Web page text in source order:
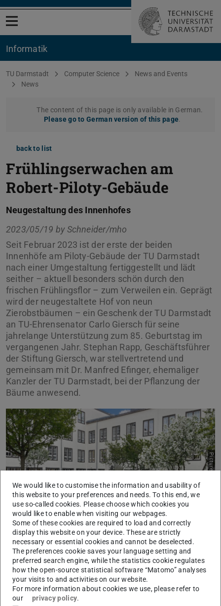
Open menu
Informatik
You are here:
TU Darmstadt Computer Science
News and Events
News
The content of this page is only available in German.
Please go to German version of this page.
back to list
Frühlingserwachen am
Robert-Piloty-Gebäude
Neugestaltung des Innenhofes
2023/05/19 bySchneider/mho
Seit Februar 2023 ist der erste der beiden
Innenhöfe am Piloty-Gebäude der TU Darmstadt
nach einer Umgestaltung fertiggestellt und lädt
seither – aktuell besonders schön durch den
frischen Frühlingsflor – zum Verweilen ein. Geprägt
wird der neugestaltete Hof von neun
Zierobstbäumen – ein Geschenk der TU Darmstadt
an TU-Ehrensenator Carlo Giersch für seine
jahrelange Unterstützung zum 85. Geburtstag im
vergangenen Jahr. Stephan Rapp, Geschäftsführer
der Stiftung Giersch, war stellvertretend und
gemeinsam mit Dr. Manfred Efinger, ehemaliger
Kanzler der TU Darmstadt, bei der Pflanzung der
Bäume anwesend.
Picture: Eva von Monschaw
Die Zierobstbäume sind Teil der Neugestaltung des
Hofes: mehr Fahrradabstellplätze, auch für
Lastenfahrräder, Sitzgelegenheiten und die Entfernung
des Zaunes zur Öffnung des Hofes schaffen Raum für
eine neue Wegebeziehung im Hof. Diese bindet auch den
We would like to customise the information and usability of
this website to your preferences and needs. To this end, we
use so-called cookies. Please choose which cookies you
would like to enable when visiting our webpages.
Some of these cookies are required to load and correctly
display this website on your device. These are strictly
necessary or essential cookies and cannot be deselected.
The preferences cookie saves your language setting and
preferred search engine, while the statistics cookie regulates
how the open-source statistical software “Matomo” analyses
your visits to and activities on our website.
For more information about cookies we use, please refer to
our
privacy policy.